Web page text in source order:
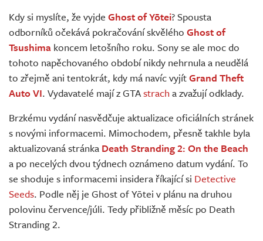
Živě
Kdy si myslíte, že vyjde Ghost of Yōtei? Spousta
odborníků očekává pokračování skvělého Ghost of
Tsushima koncem letošního roku. Sony se ale moc do
tohoto napěchovaného období nikdy nehrnula a neudělá
to zřejmě ani tentokrát, kdy má navíc vyjítGrand Theft
Auto VI. Vydavatelé mají z GTAstrach a zvažují odklady.
Brzkému vydání nasvědčuje aktualizace oficiálních stránek
s novými informacemi. Mimochodem, přesně takhle byla
aktualizovaná stránka Death Stranding 2: On the Beach
a po necelých dvou týdnech oznámeno datum vydání. To
se shoduje s informacemi insidera říkající si Detective
Seeds. Podle něj je Ghost of Yōtei v plánu na druhou
polovinu července/júli. Tedy přibližně měsíc po Death
Stranding 2.